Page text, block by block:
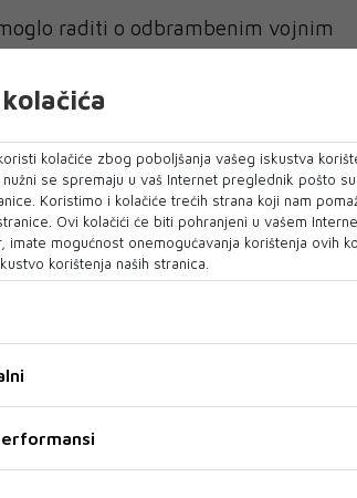
raditi o odbrambenim vojnim
koje je Rusija oslobodila tokom
predsjednik Sjedinjenih Država Joe
zbog situacije na Bliskom
premijera Benjamina Netanyahua
vatre u Pojasu Gaze.
u prisustvu potpredsjednice
Netanyahua da su Sjedinjene
uprkos svim prijetnjama iz
o naporima da se pomogne odbrani
balističkih projektila i
​​novo raspoređivanje
Bijela kuća.
kolačiće zbog poboljšanja vašeg iskustva
se spremaju u vaš Internet preglednik pošto
Koristimo i kolačiće trećih strana koji nam
Ovi kolačići će biti pohranjeni u vašem
imate mogućnost onemogućavanja korištenja ovih
korištenja naših stranica.